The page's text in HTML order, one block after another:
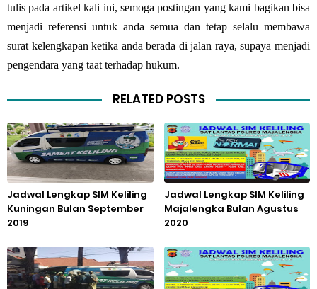
tulis pada artikel kali ini, semoga postingan yang kami bagikan bisa
menjadi referensi untuk anda semua dan tetap selalu membawa
surat kelengkapan ketika anda berada di jalan raya, supaya menjadi
pengendara yang taat terhadap hukum.
RELATED POSTS
Jadwal Lengkap SIM Keliling
Kuningan Bulan September
2019
Jadwal Lengkap SIM Keliling
Majalengka Bulan Agustus
2020